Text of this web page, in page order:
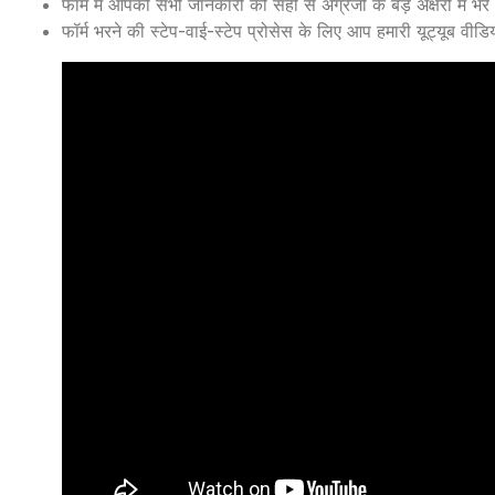
फॉर्म में आपको सभी जानकारी को सही से अंग्रेजी के बड़े अक्षरों में
फॉर्म भरने की स्टेप-वाई-स्टेप प्रोसेस के लिए आप हमारी यूट्यूब